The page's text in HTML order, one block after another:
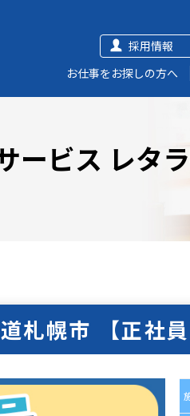
採用情報
お仕事をお探しの方へ
ービス レタ
札幌市 【正社員